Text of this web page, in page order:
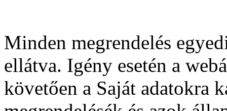
Minden megrendelés
ellátva. Igény esetén a
követően a Saját adatokra